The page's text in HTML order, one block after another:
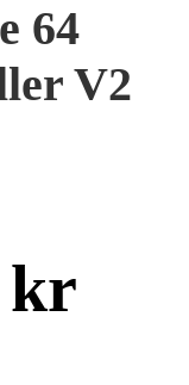
64
V2
kr